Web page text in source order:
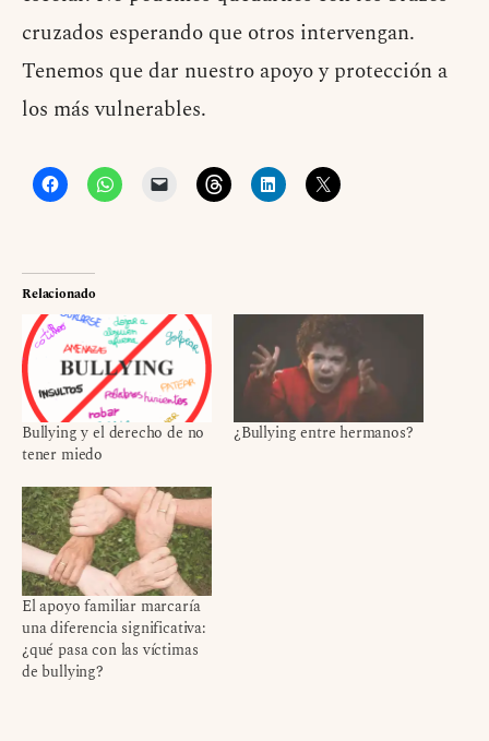
cruzados esperando que otros intervengan.
Tenemos que dar nuestro apoyo y protección a
los más vulnerables.
Relacionado
Bullying y el derecho de no
tener miedo
¿Bullying entre hermanos?
El apoyo familiar marcaría
una diferencia significativa:
¿qué pasa con las víctimas
de bullying?